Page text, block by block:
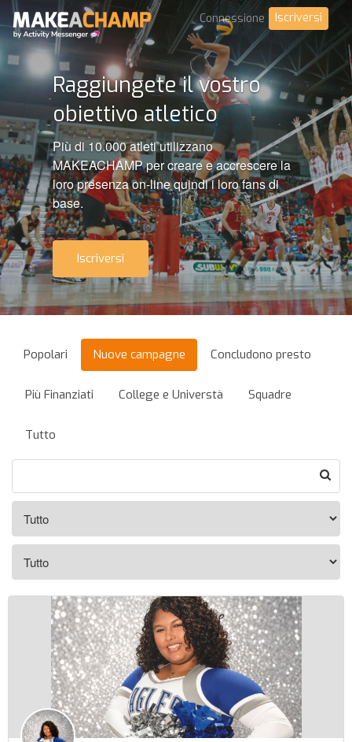
Connessione Iscriversi
Raggiungete il vostro
obiettivo atletico
Più di 10.000 atleti utilizzano
MAKEACHAMP per creare e accrescere la
loro presenza on-line quindi i loro fans di
base.
Iscriversi
Popolari Nuove campagne Concludono presto
Più Finanziati College e Universtà Squadre
Tutto